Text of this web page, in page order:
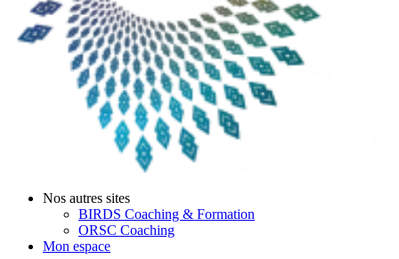
Nos autres sites
BIRDS Coaching & Formation
ORSC Coaching
Mon espace